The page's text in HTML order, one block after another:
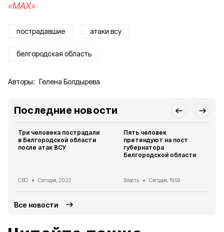
«MAX»
пострадавшие атаки всу
белгородская область
Авторы: Гелена Болдырева
Последние новости
Три человека пострадали
в Белгородской области
после атак ВСУ
СВО Сегодня, 20:22
Пять человек
претендуют на пост
губернатора
Белгородской области
Власть Сегодня, 19:59
Все новости